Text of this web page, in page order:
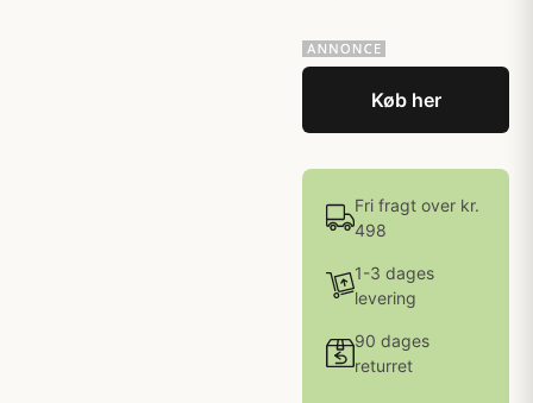
Køb her
Fri fragt over kr.
498
1-3 dages
levering
90 dages
returret